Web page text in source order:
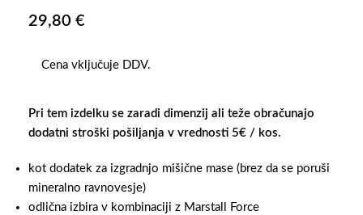
29,80 €
Cena vključuje DDV.
Pri tem izdelku se zaradi dimenzij ali teže obračunajo
dodatni stroški pošiljanja v vrednosti 5€ / kos.
kot dodatek za izgradnjo mišične mase (brez da se poruši
mineralno ravnovesje)
odlična izbira v kombinaciji z Marstall Force